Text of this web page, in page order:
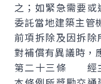
之；如緊急需要
委託當地建築主管
前項拆除及因拆除
對補償有異議時，
第二十三條 經主